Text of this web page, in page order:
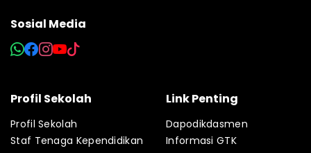
Sosial Media
Profil Sekolah
Profil Sekolah
Staf Tenaga Kependidikan
Link Penting
Dapodikdasmen
Informasi GTK